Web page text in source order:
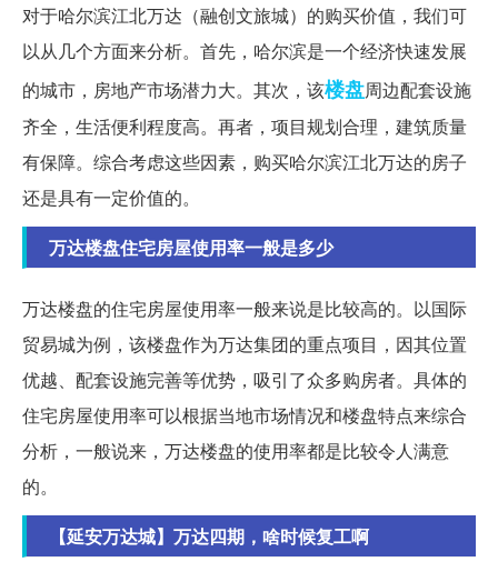
对于哈尔滨江北万达（融创文旅城）的购买价值，我们可
以从几个方面来分析。首先，哈尔滨是一个经济快速发展
的城市，房地产市场潜力大。其次，该楼盘周边配套设施
齐全，生活便利程度高。再者，项目规划合理，建筑质量
有保障。综合考虑这些因素，购买哈尔滨江北万达的房子
还是具有一定价值的。
万达楼盘住宅房屋使用率一般是多少
万达楼盘的住宅房屋使用率一般来说是比较高的。以国际
贸易城为例，该楼盘作为万达集团的重点项目，因其位置
优越、配套设施完善等优势，吸引了众多购房者。具体的
住宅房屋使用率可以根据当地市场情况和楼盘特点来综合
分析，一般说来，万达楼盘的使用率都是比较令人满意
的。
【延安万达城】万达四期，啥时候复工啊